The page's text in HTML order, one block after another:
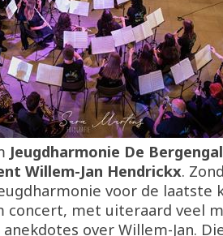
Jeugdharmonie De
Willem-Jan Hendrickx.
voor de laatste
concert, met uiteraard veel
over Willem-Jan.